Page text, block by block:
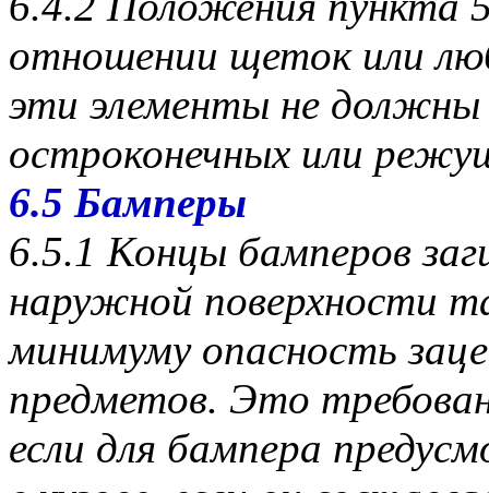
отношении щеток или
эти элементы не должны
остроконечных или
6.5 Бамперы
6.5.1 Концы бамперов
наружной поверхности
минимуму опасность
предметов. Это
если для бампера